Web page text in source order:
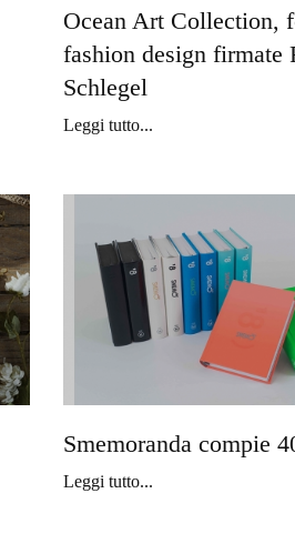
Ocean Art Collection,
fashion design firmate
Schlegel
Leggi tutto...
Smemoranda compie
Leggi tutto...